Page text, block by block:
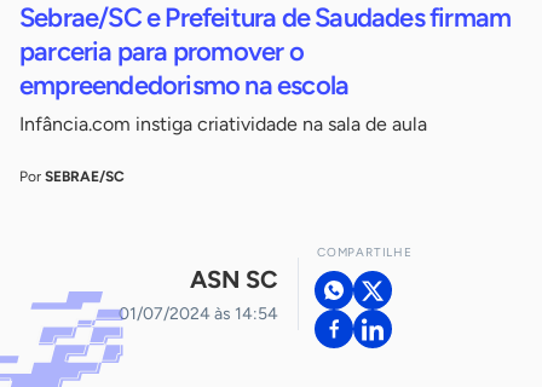
Sebrae/SC e Prefeitura de Saudades firmam
parceria para promover o
empreendedorismo na escola
Infância.com instiga criatividade na sala de aula
Por SEBRAE/SC
ASN SC
01/07/2024 às 14:54
COMPARTILHE